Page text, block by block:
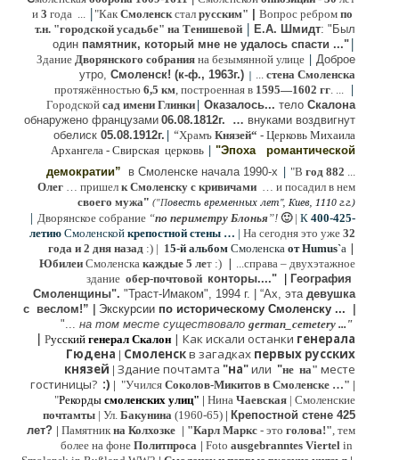
и 3 года ... |"Как Смоленскстал русским" Вопрос ребром по
т.н. "городской усадьбе" на Тенишевой | Е.А. Шмидт: "Был
один памятник, который мне не удалось спасти ..." |
Здание Дворянского собрания на безымянной улице | Доброе
утро, Смоленск! (к-ф., 1963г.) | ... стена Смоленска
протяжённостью 6,5 км, построенная в 1595—1602 гг. ... |
Городской сад имени Глинки | Оказалось... тело Скалона
обнаружено французами 06.08.1812г. … внуками воздвигнут
обелиск 05.08.1912г. | “Храмъ Князей“ - Церковь Михаила
Архангела - Свирская церковь | "Эпохаромантической
демократии” в Смоленске начала 1990-х | "В год 882 ...
Олег … пришел к Смоленску с кривичами … и посадил в нем
своего мужа" ("Повесть временных лет", Киев, 1110 г.г.)
| Дворянское собрание “по периметру Блонья”! 🙂| К 400-425-
летию Смоленской крепостной стены … | На сегодня это уже 32
года и 2 дня назад :) | 15-й альбом Смоленска от Humus`a |
Юбилеи Смоленска каждые 5 лет :) | ...справа – двухэтажное
здание обер-почтовой конторы...."
Гeография
Cмоленщины". "Траст-Имаком", 1994 г. “Ах, эта девушка
с веслом!”
Экскурсии по историческому Смоленску ...
"... на том месте существовало german_cemetery ..."
| Русский генерал Скалон | Как искали останки генерала
Гюдена | Смоленскв загадках первых русских
князей | Здание почтамта "на"или "не на" месте
гостиницы? :) | "Учился Соколов-Микитов в Смоленске …" |
"Рекорды смоленских улиц" | Нина Чаевская | Смоленские
почтамты | Ул. Бакунина (1960-65) | Крепостной стене 425
лет? | Памятник на Колхозке | "Карл Маркс - это голова!", тем
более на фоне Политпроса | Foto ausgebranntes Viertel in